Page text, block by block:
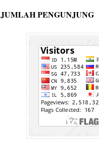
JUMLAH PENGUNJUNG